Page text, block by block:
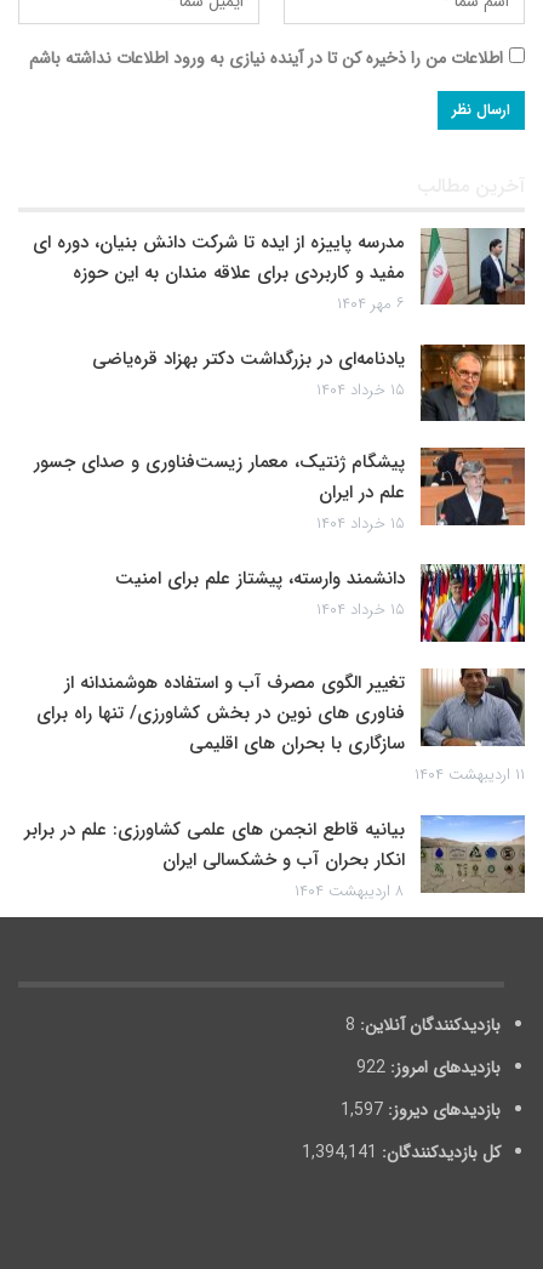
اطلاعات من را ذخیره کن تا در آینده نیازی به ورود اطلاعات نداشته باشم
آخرین مطالب
مدرسه پاییزه از ایده تا شرکت دانش بنیان، دوره ای
مفید و کاربردی برای علاقه مندان به این حوزه
۶ مهر ۱۴۰۴
یادنامه‌ای در بزرگداشت دکتر بهزاد قره‌یاضی
۱۵ خرداد ۱۴۰۴
پیشگام ژنتیک، معمار زیست‌فناوری و صدای جسور
علم در ایران
۱۵ خرداد ۱۴۰۴
دانشمند وارسته، پیشتاز علم برای امنیت
۱۵ خرداد ۱۴۰۴
تغییر الگوی مصرف آب و استفاده هوشمندانه از
فناوری های نوین در بخش کشاورزی/ تنها راه برای
سازگاری با بحران های اقلیمی
۱۱ اردیبهشت ۱۴۰۴
بیانیه قاطع انجمن های علمی کشاورزی: علم در برابر
انکار بحران آب و خشکسالی ایران
۸ اردیبهشت ۱۴۰۴
بازدیدکنندگان آنلاین: 8
بازدیدهای امروز: 922
بازدیدهای دیروز: 1,597
کل بازدیدکنند‌گان: 1,394,141